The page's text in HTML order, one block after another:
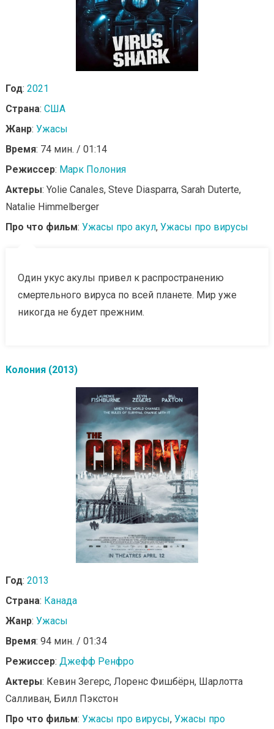
Год: 2021
Страна: США
Жанр: Ужасы
Время: 74 мин. / 01:14
Режиссер: Марк Полония
Актеры: Yolie Canales, Steve Diasparra, Sarah Duterte,
Natalie Himmelberger
Про что фильм: Ужасы про акул, Ужасы про вирусы
Один укус акулы привел к распространению
смертельного вируса по всей планете. Мир уже
никогда не будет прежним.
Колония (2013)
Год: 2013
Страна: Канада
Жанр: Ужасы
Время: 94 мин. / 01:34
Режиссер: Джефф Ренфро
Актеры: Кевин Зегерс, Лоренс Фишбёрн, Шарлотта
Салливан, Билл Пэкстон
Про что фильм: Ужасы про вирусы, Ужасы про